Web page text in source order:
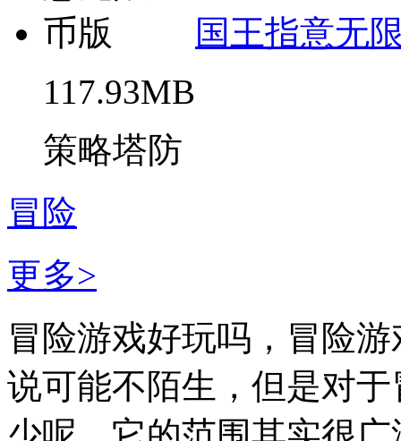
国王指意无
117.93MB
策略塔防
冒险
更多>
冒险游戏好玩吗，冒险
说可能不陌生，但是对